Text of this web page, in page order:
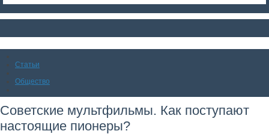
Статьи
Общество
Советские мультфильмы. Как поступают
настоящие пионеры?